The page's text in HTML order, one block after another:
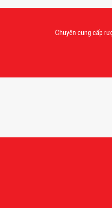
Chuyên cung cấp rượu